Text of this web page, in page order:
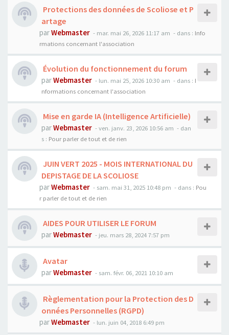
Protections des données de Scoliose et P
artage
parWebmaster - mar. mai 26, 2026 11:17 am - dans : Info
rmations concernant l'association
Évolution du fonctionnement du forum
parWebmaster - lun. mai 25, 2026 10:30 am - dans : I
nformations concernant l'association
Mise en garde IA (Intelligence Artificielle)
parWebmaster - ven. janv. 23, 2026 10:56 am - dan
s : Pour parler de tout et de rien
JUIN VERT 2025 - MOIS INTERNATIONAL DU
DEPISTAGE DE LA SCOLIOSE
parWebmaster - sam. mai 31, 2025 10:48 pm - dans : Pou
r parler de tout et de rien
AIDES POUR UTILISER LE FORUM
parWebmaster - jeu. mars 28, 2024 7:57 pm
Avatar
parWebmaster - sam. févr. 06, 2021 10:10 am
Règlementation pour la Protection des D
onnées Personnelles (RGPD)
parWebmaster - lun. juin 04, 2018 6:49 pm